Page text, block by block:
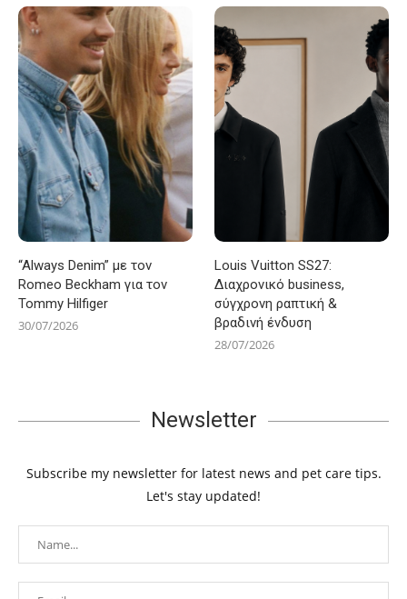
“Always Denim” με τον
Romeo Beckham για τον
Tommy Hilfiger
30/07/2026
Louis Vuitton SS27:
Διαχρονικό business,
σύγχρονη ραπτική &
βραδινή ένδυση
28/07/2026
Newsletter
Subscribe my newsletter for latest news and pet care tips.
Let's stay updated!